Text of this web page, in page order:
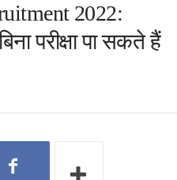
2022:
परीक्षा पा सकते हैं